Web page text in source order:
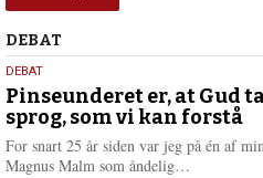
Debat
DEBAT
5.
august
2026
DEBAT
Pinseunderet er, at Gud
sprog, som vi kan forstå
For snart 25 år siden var jeg på én af
Magnus Malm som åndelig…